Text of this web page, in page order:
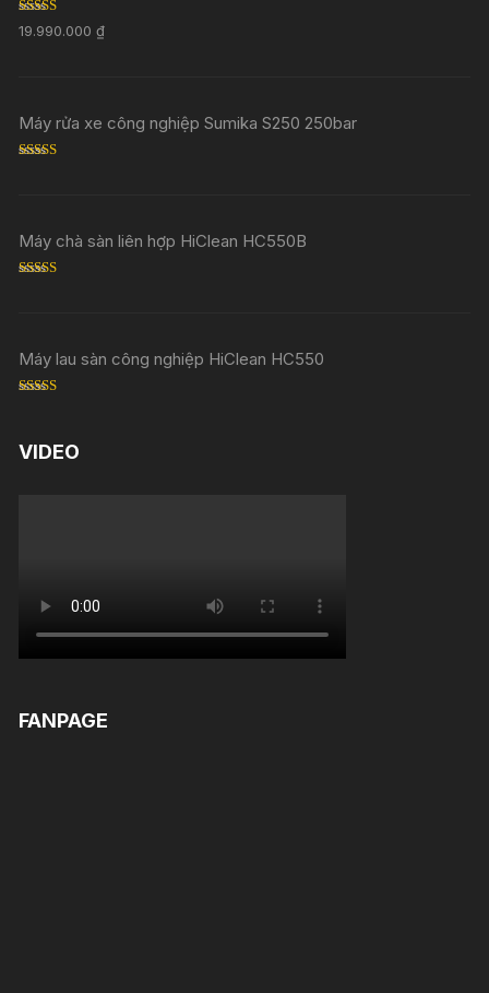
Rated5.00
out of 5
19.990.000₫
Máy rửa xe công nghiệp Sumika S250 250bar
Máy chà sàn liên hợp HiClean HC550B
Máy lau sàn công nghiệp HiClean HC550
VIDEO
FANPAGE